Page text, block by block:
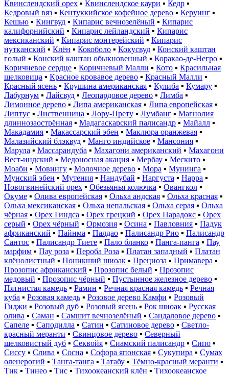
Квинслендский орех ▪ Квинслендское каури ▪ Кедр ▪
Кедровый вяз ▪ Кентуккийское кофейное дерево ▪ Керуинг ▪
Кешью ▪ Кингвуд ▪ Кипарис вечнозелёный ▪ Кипарис
калифорнийский ▪ Кипарис лейландский ▪ Кипарис
мексиканский ▪ Кипарис монтерейский ▪ Кипарис
нутканский ▪ Клён ▪ Кокоболо ▪ Кокусвуд ▪ Конский каштан
голый ▪ Конский каштан обыкновенный ▪ Коракао-де-Негро ▪
Коричневое сердце ▪ Коричневый Малли ▪ Кото ▪ Красильная
шелковица ▪ Красное кровавое дерево ▪ Красный Малли ▪
Красный ясень ▪ Крушина американская ▪ Кулиба ▪ Кумару ▪
Лабурнум ▪ Лайсвуд ▪ Леопардовое дерево ▪ Лимба ▪
Лимонное дерево ▪ Липа американская ▪ Липа европейская ▪
Липтус ▪ Лиственница ▪ Лору-Прету ▪ Лумбанг ▪ Магнолия
длиннозаострённая ▪ Мадагаскарский палисандр ▪ Майалл ▪
Макадамия ▪ Макассарский эбен ▪ Маклюра оранжевая ▪
Малазийский блэквуд ▪ Манго индийское ▪ Мансония ▪
Марула ▪ Массарандуба ▪ Махагони американский ▪ Махагони
Вест-индский ▪ Медоносная акация ▪ Мербау ▪ Мескито ▪
Моаби ▪ Мовингу ▪ Молочное дерево ▪ Мора ▪ Мунинга ▪
Мунский эбен ▪ Мутения ▪ Нандубай ▪ Наргуста ▪ Нарра ▪
Новогвинейский орех ▪ Обезьянья колючка ▪ Овангкол ▪
Окуме ▪ Олива европейская ▪ Ольха андская ▪ Ольха красная ▪
Ольха мексиканская ▪ Ольха непальская ▪ Ольха серая ▪ Ольха
чёрная ▪ Орех Гиндса ▪ Орех грецкий ▪ Орех Парадокс ▪ Орех
серый ▪ Орех чёрный ▪ Ормозия ▪ Осина ▪ Павловния ▪ Падук
африканский ▪ Пайнма ▪ Палдао ▪ Палисандр Рио ▪ Палисандр
Сантос ▪ Палисандр Тиете ▪ Пало бланко ▪ Панга-панга ▪ Пау
марфим ▪ Пау роза ▪ Пероба Роза ▪ Платан западный ▪ Платан
клёнолистный ▪ Поникший шиоак ▪ Прециоза ▪ Примавера ▪
Прозопис африканский ▪ Прозопис белый ▪ Прозопис
медовый ▪ Прозопис чёрный ▪ Пустынное железное дерево ▪
Пятнистая камедь ▪ Рамин ▪ Речная красная камедь ▪ Речная
куба ▪ Розовая камедь ▪ Розовое дерево Камфи ▪ Розовый
Гиджи ▪ Розовый дуб ▪ Розовый ясень ▪ Рок шиоак ▪ Русская
олива ▪ Саман ▪ Самшит вечнозелёный ▪ Сандаловое дерево ▪
Сапеле ▪ Саподилла ▪ Сатин ▪ Сатиновое дерево ▪ Светло-
красный меранти ▪ Свинцовое дерево ▪ Северный
шелковистый дуб ▪ Секвойя ▪ Сиамский палисандр ▪ Сипо ▪
Сиссу ▪ Слива ▪ Сосна ▪ Софора японская ▪ Сукупира ▪ Сумах
оленерогий ▪ Танга-танга ▪ Татабу ▪ Тёмно-красный меранти ▪
Тик ▪ Тинео ▪ Тис ▪ Тихоокеанский клён ▪ Тихоокеанское